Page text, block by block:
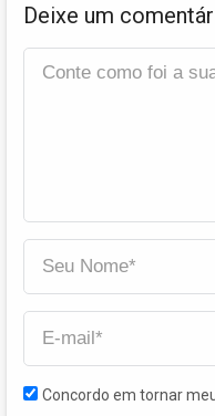
Deixe um
Concordo em tornar